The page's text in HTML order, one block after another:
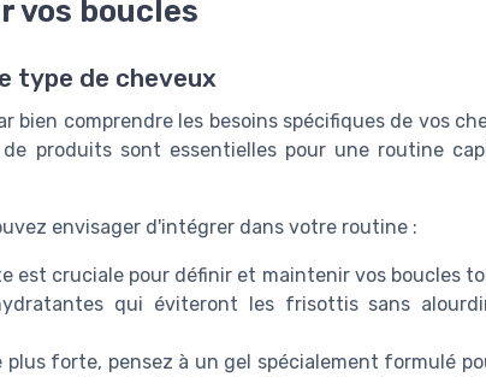
vos boucles
type de cheveux
bien comprendre les besoins spécifiques de vos
produits sont essentielles pour une routine
envisager d'intégrer dans votre routine :
est cruciale pour définir et maintenir vos boucles
qui éviteront les frisottis sans
plus forte, pensez à un gel spécialement formulé